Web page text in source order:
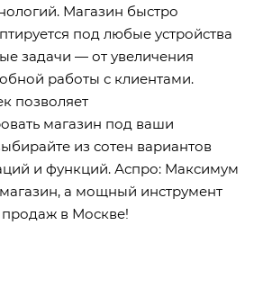
Магазин быстро
под любые устройства
задачи — от увеличения
работы с клиентами.
позволяет
магазин под ваши
из сотен вариантов
и функций. Аспро: Максимум
а мощный инструмент
в Москве!